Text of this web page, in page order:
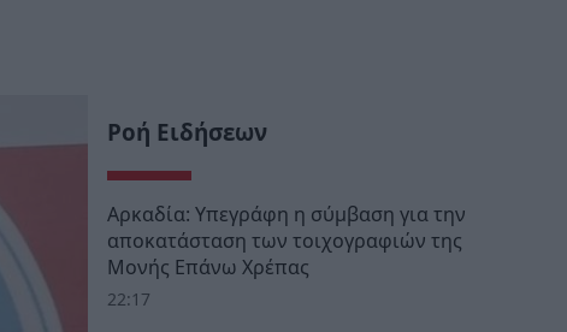
Ροή Ειδήσεων
Αρκαδία: Υπεγράφη η σύμβαση για την
αποκατάσταση των τοιχογραφιών της
Μονής Επάνω Χρέπας
22:17